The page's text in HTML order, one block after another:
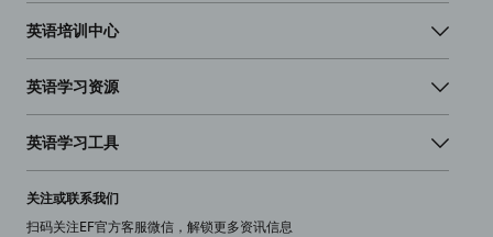
英语培训中心
英语学习资源
英语学习工具
关注或联系我们
扫码关注EF官方客服微信，解锁更多资讯信息